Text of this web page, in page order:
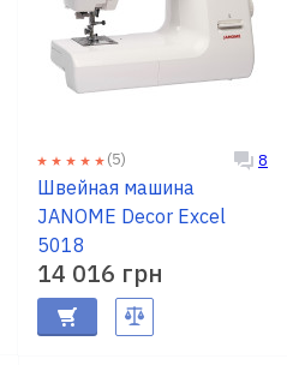
(5) 8
Швейная машина
JANOME Decor Excel
5018
14 016 грн